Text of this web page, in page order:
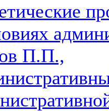
П.П.,